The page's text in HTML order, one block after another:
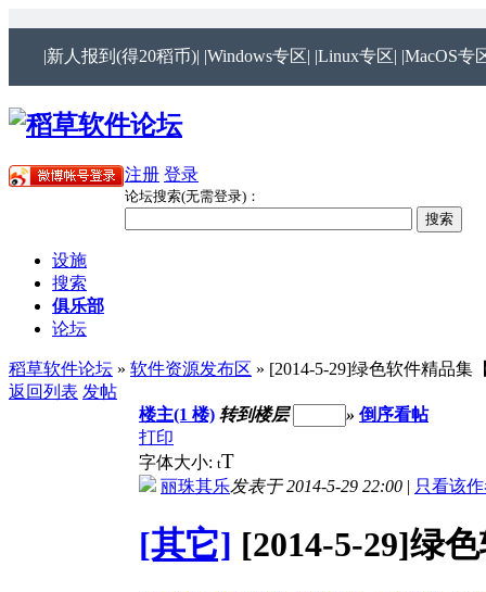
|新人报到(得20稻币)| |Windows专区| |Linux专区| |MacOS专
注册 登录
论坛搜索(无需登录)：
设施
搜索
俱乐部
论坛
稻草软件论坛 » 软件资源发布区 » [2014-5-29]绿色软件精品集
返回列表 发帖
楼主(1 楼) 转到楼层 » 倒序看帖
打印
字体大小: tT
丽珠其乐发表于 2014-5-29 22:00 | 只看该
[其它] [2014-5-29]绿